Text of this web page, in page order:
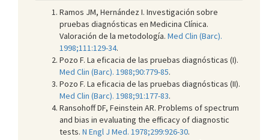
Ramos JM, Hernández I. Investigación sobre
pruebas diagnósticas en Medicina Clínica.
Valoración de la metodología. Med Clin (Barc).
1998;111:129-34.
Pozo F. La eficacia de las pruebas diagnósticas (I).
Med Clin (Barc). 1988;90:779-85.
Pozo F. La eficacia de las pruebas diagnósticas (II).
Med Clin (Barc). 1988;91:177-83.
Ransohoff DF, Feinstein AR. Problems of spectrum
and bias in evaluating the efficacy of diagnostic
tests. N Engl J Med. 1978;299:926-30.